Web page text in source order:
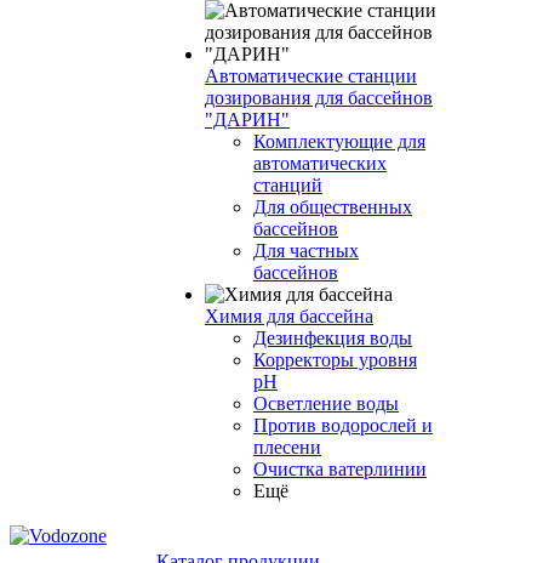
Автоматические станции
дозирования для бассейнов
"ДАРИН"
Комплектующие для
автоматических
станций
Для общественных
бассейнов
Для частных
бассейнов
Химия для бассейна
Дезинфекция воды
Корректоры уровня
pH
Осветление воды
Против водорослей и
плесени
Очистка ватерлинии
Ещё